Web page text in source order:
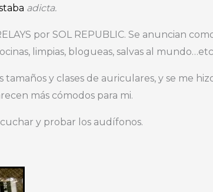
adicta.
por SOL REPUBLIC. Se anuncian
limpias, blogueas, salvas al
y clases de auriculares, y se me
más cómodos para mi.
y probar los audífonos.